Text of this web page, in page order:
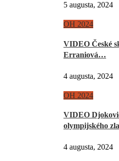
5 augusta, 2024
OH 2024
VIDEO České
Erraniová…
4 augusta, 2024
OH 2024
VIDEO
olympijského
4 augusta, 2024